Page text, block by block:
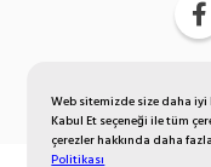
Web sitemizde size daha
Kabul Et seçeneği ile tüm
çerezler hakkında daha
Politikası